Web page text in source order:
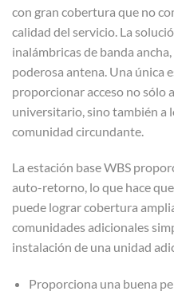
con gran cobertura que no
calidad del servicio. La
inalámbricas de banda
poderosa antena. Una única
proporcionar acceso no sólo
universitario, sino también a
comunidad circundante.
La estación base WBS
auto-retorno, lo que hace
puede lograr cobertura
comunidades adicionales
instalación de una unidad
Proporciona una buena